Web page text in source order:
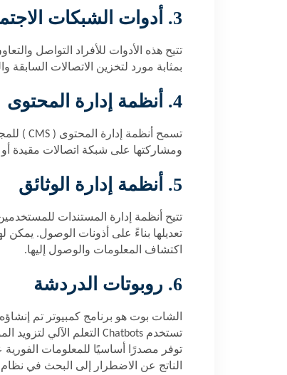
3. أدوات الشبكات الاجتماعية
تتيح هذه الأدوات للأفراد التواصل
بمثابة مورد لتخزين الاتصالات السابقة
4. أنظمة إدارة المحتوى
تسمح أنظمة إدارة المحتوى ( CMS
)
ومشاركتها على شبكة اتصالات مقيدة
5. أنظمة إدارة الوثائق
تتيح أنظمة إدارة المستندات
تعديلها بناءً على أذونات الوصول.
اكتشاف المعلومات والوصول إليها.
6. روبوتات الدردشة
الشات بوت هو برنامج كمبيوتر تم
تستخدم Chatbots التعلم الآلي لتزويد
توفر مصدرًا أساسيًا للمعلومات
الناتج عن الاضطرار إلى البحث في نظام